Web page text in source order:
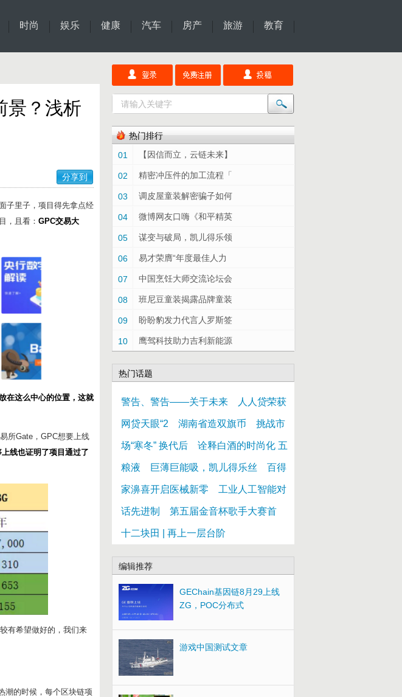
时尚 娱乐 健康 汽车 房产 旅游 教育
景？浅析
分享到
子里子，项目得先拿点经
，且看： GPC交易大
在这么中心的位置，这就
所Gate，GPC想要上线
线也证明了项目通过了
有希望做好的，我们来
潮的时候，每个区块链项
热门排行
01
【因信而立，云链未来】
02 精密冲压件的加工流程「
03 调皮屋童装解密骗子如何
04 微博网友口嗨《和平精英
05 谋变与破局，凯儿得乐领
06 易才荣膺“年度最佳人力
07 中国烹饪大师交流论坛会
08 班尼豆童装揭露品牌童装
09 盼盼豹发力代言人罗斯签
10 鹰驾科技助力吉利新能源
热门话题
警告、警告——关于未来 人人贷荣获
网贷天眼“2 湖南省造双旗币 挑战市
场“寒冬” 换代后 诠释白酒的时尚化 五
粮液 巨薄巨能吸，凯儿得乐丝 百得
家濞喜开启医械新零 工业人工智能对
话先进制 第五届金音杯歌手大赛首
十二块田 | 再上一层台阶
编辑推荐
GEChain基因链8月29上线
ZG，POC分布式
游戏中国测试文章